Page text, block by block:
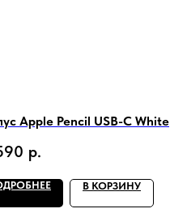
Apple Pencil USB-C White
р.
В КОРЗИНУ